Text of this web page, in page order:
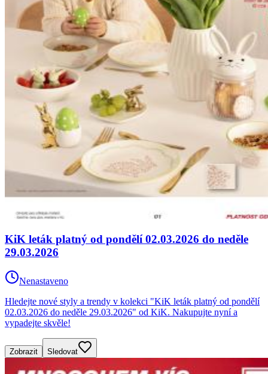
KiK leták platný od pondělí 02.03.2026 do neděle
29.03.2026
Nenastaveno
Hledejte nové styly a trendy v kolekci "KiK leták platný od pondělí
02.03.2026 do neděle 29.03.2026" od KiK. Nakupujte nyní a
vypadejte skvěle!
Zobrazit Sledovat